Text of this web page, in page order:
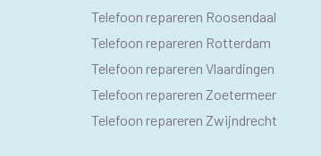
Telefoon repareren Roosendaal
Telefoon repareren Rotterdam
Telefoon repareren Vlaardingen
Telefoon repareren Zoetermeer
Telefoon repareren Zwijndrecht